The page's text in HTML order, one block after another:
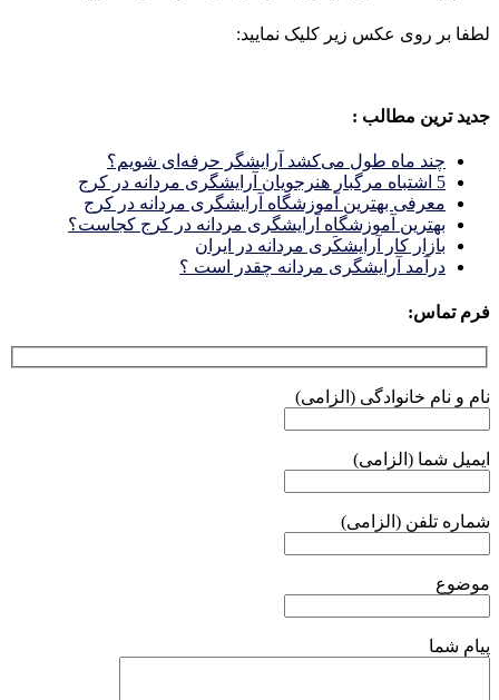
لطفا بر روی عکس زیر کلیک نمایید:
جدید ترین مطالب :
چند ماه طول می‌کشد آرایشگر حرفه‌ای شویم؟
5 اشتباه مرگبار هنرجویان آرایشگری مردانه در کرج
معرفی بهترین آموزشگاه آرایشگری مردانه در کرج
بهترین آموزشگاه آرایشگری مردانه در کرج کجاست؟
بازار كار آرايشكَرى مردانه در ايران
درآمد آرایشگری مردانه چقدر است ؟
فرم تماس:
نام و نام خانوادگی (الزامی)
ایمیل شما (الزامی)
شماره تلفن (الزامی)
موضوع
پیام شما